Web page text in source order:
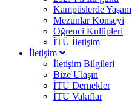
Kampüslerde Yaşam
Mezunlar Konseyi
Öğrenci Kulüpleri
İTÜ İletişim
İletişim
İletişim Bilgileri
Bize Ulaşın
İTÜ Dernekler
İTÜ Vakıflar